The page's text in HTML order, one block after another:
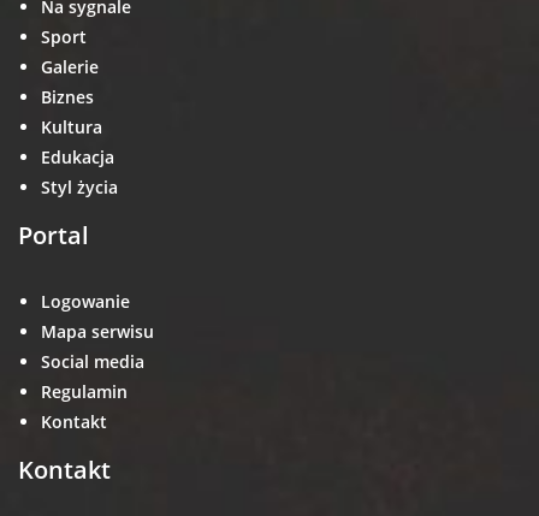
Na sygnale
Sport
Galerie
Biznes
Kultura
Edukacja
Styl życia
Portal
Logowanie
Mapa serwisu
Social media
Regulamin
Kontakt
Kontakt